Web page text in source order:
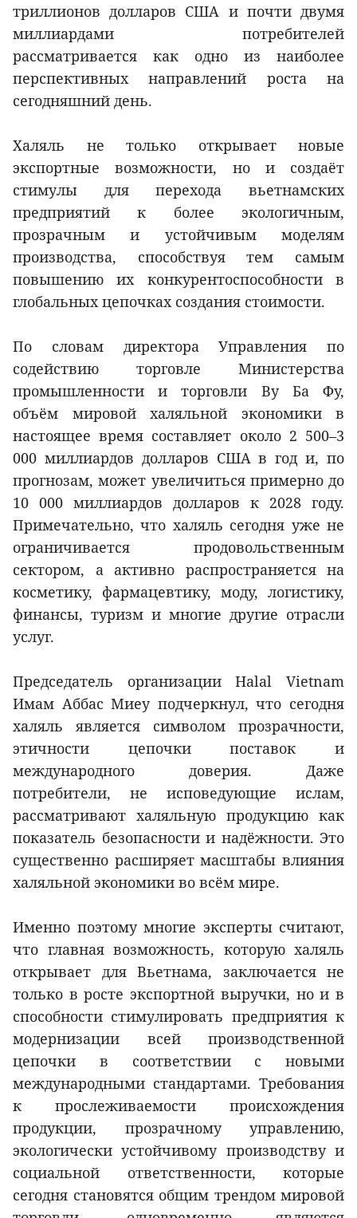
триллионов долларов США и почти двумя
миллиардами потребителей
рассматривается как одно из наиболее
перспективных направлений роста на
сегодняшний день.
Халяль не только открывает новые
экспортные возможности, но и создаёт
стимулы для перехода вьетнамских
предприятий к более экологичным,
прозрачным и устойчивым моделям
производства, способствуя тем самым
повышению их конкурентоспособности в
глобальных цепочках создания стоимости.
По словам директора Управления по
содействию торговле Министерства
промышленности и торговли Ву Ба Фу,
объём мировой халяльной экономики в
настоящее время составляет около 2 500–3
000 миллиардов долларов США в год и, по
прогнозам, может увеличиться примерно до
10 000 миллиардов долларов к 2028 году.
Примечательно, что халяль сегодня уже не
ограничивается продовольственным
сектором, а активно распространяется на
косметику, фармацевтику, моду, логистику,
финансы, туризм и многие другие отрасли
услуг.
Председатель организации Halal Vietnam
Имам Аббас Миеу подчеркнул, что сегодня
халяль является символом прозрачности,
этичности цепочки поставок и
международного доверия. Даже
потребители, не исповедующие ислам,
рассматривают халяльную продукцию как
показатель безопасности и надёжности. Это
существенно расширяет масштабы влияния
халяльной экономики во всём мире.
Именно поэтому многие эксперты считают,
что главная возможность, которую халяль
открывает для Вьетнама, заключается не
только в росте экспортной выручки, но и в
способности стимулировать предприятия к
модернизации всей производственной
цепочки в соответствии с новыми
международными стандартами. Требования
к прослеживаемости происхождения
продукции, прозрачному управлению,
экологически устойчивому производству и
социальной ответственности, которые
сегодня становятся общим трендом мировой